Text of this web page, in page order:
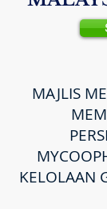
MAJLIS
KELOLAAN